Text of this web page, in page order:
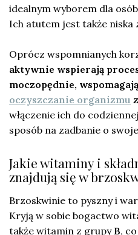
idealnym wyborem dla
Ich atutem jest także niska
Oprócz wspomnianych
aktywnie wspierają
moczopędnie,
oczyszczanie organizmu
włączenie ich do
sposób na zadbanie o
Jakie witaminy i
znajdują się w
Brzoskwinie to pyszny i
Kryją w sobie bogactwo
także witamin z grupy B,